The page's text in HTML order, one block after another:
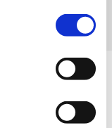
to the use of
preferences,
on "Show details."
at any time by